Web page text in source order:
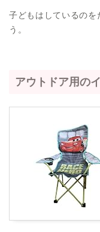
子どもはしているのを
う。
アウトドア用の